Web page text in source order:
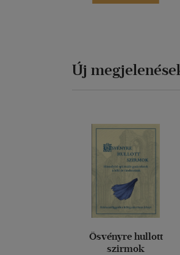
Új
Ösvényre hullott
szirmok